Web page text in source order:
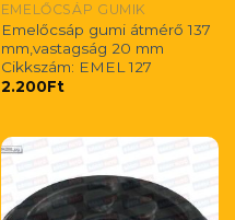
EMELŐCSÁP GUMIK
Emelőcsáp gumi átmérő 137
mm,vastagság 20 mm
Cikkszám: EMEL 127
2.200Ft